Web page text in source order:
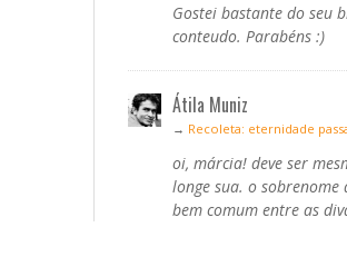
Gostei bastante do seu
conteudo. Parabéns :)
Átila Muniz
→ Recoleta: eternidade
oi, márcia! deve ser
longe sua. o sobrenome
bem comum entre as